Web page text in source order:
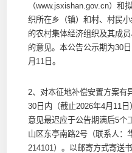
（www.jsxishan.gov.cn）和
织所在乡（镇）和村、村民
的农村集体经济组织及其成
的意见。本公告公示期为30
月11日。
2、对本征地补偿安置方案有
30日内（截止2026年4月11
意见最迟应于公告期满后5个
山区东亭南路2号（联系人：
214101）。以邮寄方式寄送